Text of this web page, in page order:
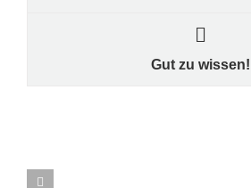
Gut zu wissen!